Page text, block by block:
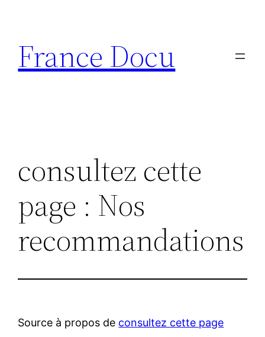
contenu
France Docu
consultez cette
page : Nos
recommandations
Source à propos de consultez cette page